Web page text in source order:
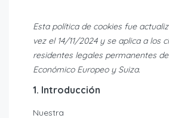
Esta política de cookies fue
vez el 14/11/2024 y se aplica a los
residentes legales permanentes
Económico Europeo y Suiza.
1. Introducción
Nuestra